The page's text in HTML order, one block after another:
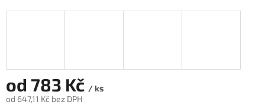
od 783 Kč / ks
od 647,11 Kč bez DPH